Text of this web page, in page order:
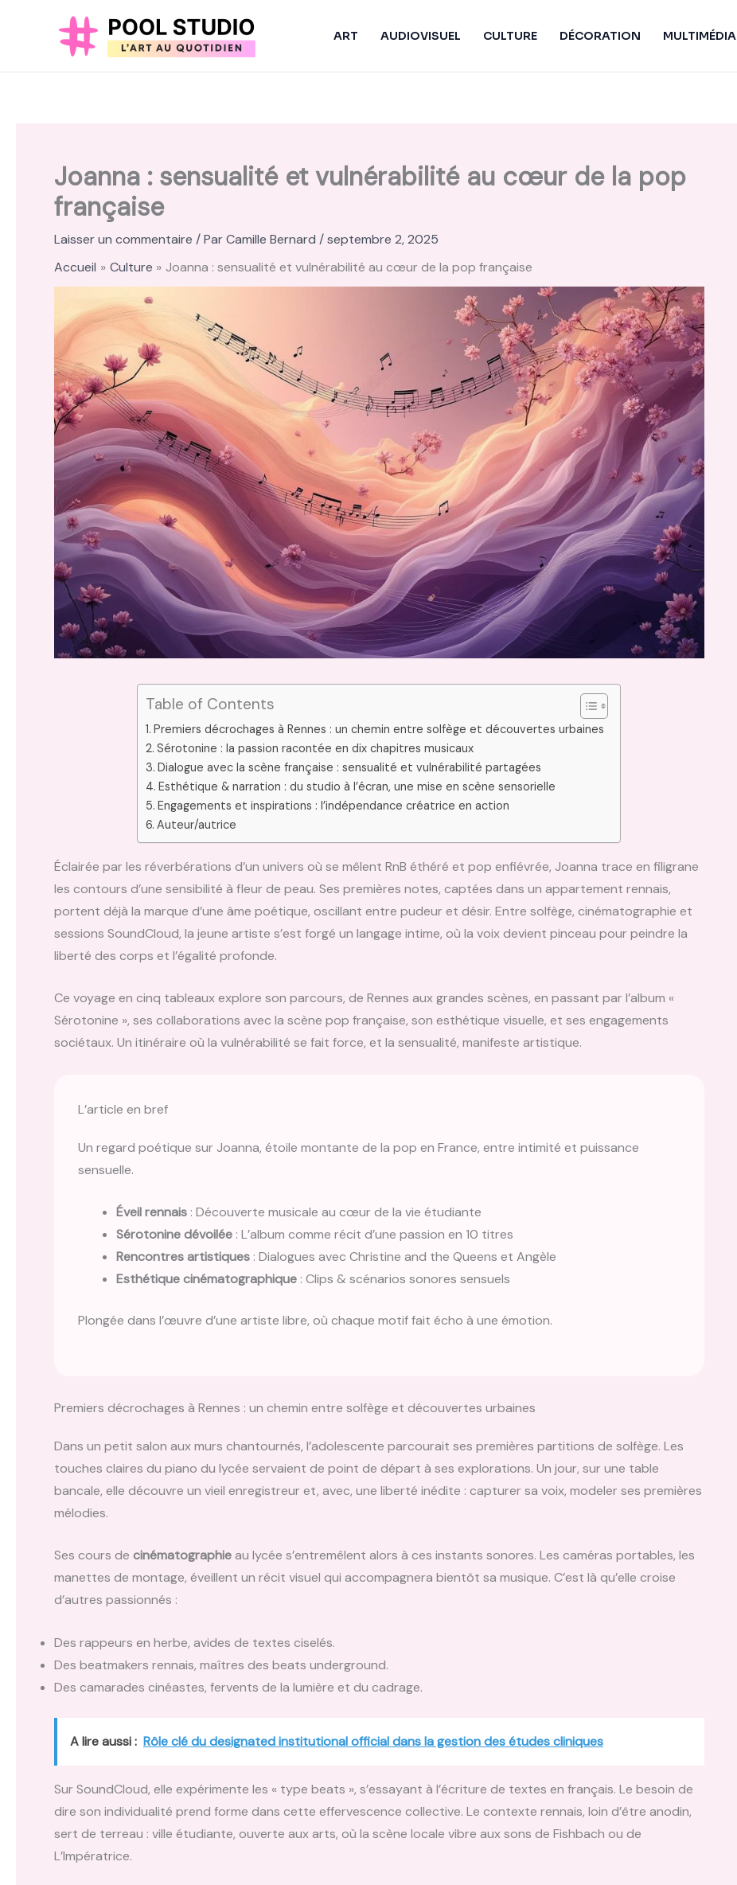
ART AUDIOVISUEL CULTURE DÉCORATION MULTIMÉDIA
Joanna : sensualité et vulnérabilité au cœur de la pop
française
Laisser un commentaire / ParCamille Bernard /septembre 2, 2025
Accueil
Culture Joanna : sensualité et vulnérabilité au cœur de la pop française
Table of Contents
Premiers décrochages à Rennes : un chemin entre solfège et découvertes urbaines
Sérotonine : la passion racontée en dix chapitres musicaux
Dialogue avec la scène française : sensualité et vulnérabilité partagées
Esthétique & narration : du studio à l’écran, une mise en scène sensorielle
Engagements et inspirations : l’indépendance créatrice en action
Auteur/autrice
Éclairée par les réverbérations d’un univers où se mêlent RnB éthéré et pop enfiévrée, Joanna trace en filigrane
les contours d’une sensibilité à fleur de peau. Ses premières notes, captées dans un appartement rennais,
portent déjà la marque d’une âme poétique, oscillant entre pudeur et désir. Entre solfège, cinématographie et
sessions SoundCloud, la jeune artiste s’est forgé un langage intime, où la voix devient pinceau pour peindre la
liberté des corps et l’égalité profonde.
Ce voyage en cinq tableaux explore son parcours, de Rennes aux grandes scènes, en passant par l’album «
Sérotonine », ses collaborations avec la scène pop française, son esthétique visuelle, et ses engagements
sociétaux. Un itinéraire où la vulnérabilité se fait force, et la sensualité, manifeste artistique.
L’article en bref
Un regard poétique sur Joanna, étoile montante de la pop en France, entre intimité et puissance
sensuelle.
Éveil rennais : Découverte musicale au cœur de la vie étudiante
Sérotonine dévoilée : L’album comme récit d’une passion en 10 titres
Rencontres artistiques : Dialogues avec Christine and the Queens et Angèle
Esthétique cinématographique : Clips & scénarios sonores sensuels
Plongée dans l’œuvre d’une artiste libre, où chaque motif fait écho à une émotion.
Premiers décrochages à Rennes : un chemin entre solfège et découvertes urbaines
Dans un petit salon aux murs chantournés, l’adolescente parcourait ses premières partitions de solfège. Les
touches claires du piano du lycée servaient de point de départ à ses explorations. Un jour, sur une table
bancale, elle découvre un vieil enregistreur et, avec, une liberté inédite : capturer sa voix, modeler ses premières
mélodies.
Ses cours de cinématographieau lycée s’entremêlent alors à ces instants sonores. Les caméras portables, les
manettes de montage, éveillent un récit visuel qui accompagnera bientôt sa musique. C’est là qu’elle croise
d’autres passionnés :
Des rappeurs en herbe, avides de textes ciselés.
Des beatmakers rennais, maîtres des beats underground.
Des camarades cinéastes, fervents de la lumière et du cadrage.
A lire aussi : Rôle clé du designated institutional official dans la gestion des études cliniques
Sur SoundCloud, elle expérimente les « type beats », s’essayant à l’écriture de textes en français. Le besoin de
dire son individualité prend forme dans cette effervescence collective. Le contexte rennais, loin d’être anodin,
sert de terreau : ville étudiante, ouverte aux arts, où la scène locale vibre aux sons de Fishbach ou de
L’Impératrice.